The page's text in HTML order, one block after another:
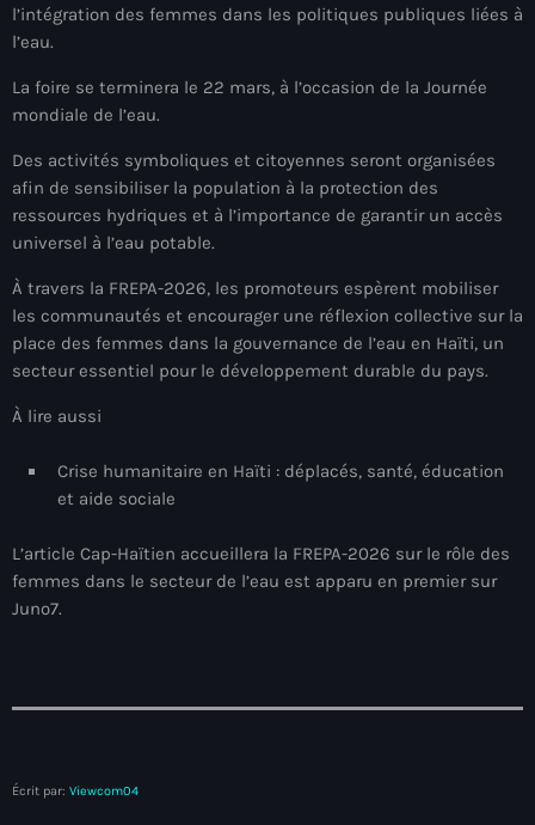
décembre 2024
novembre 2024
octobre 2024
septembre 2024
août 2024
juin 2024
mai 2024
Catégories
‘Pwogram Biden
#HPK
l’intégration des femmes dans les politiques publiques liées à
l’eau.
La foire se terminera le 22 mars, à l’occasion de la Journée
mondiale de l’eau.
Des activités symboliques et citoyennes seront organisées
afin de sensibiliser la population à la protection des
ressources hydriques et à l’importance de garantir un accès
universel à l’eau potable.
À travers la FREPA-2026, les promoteurs espèrent mobiliser
les communautés et encourager une réflexion collective sur la
place des femmes dans la gouvernance de l’eau en Haïti, un
secteur essentiel pour le développement durable du pays.
À lire aussi
Crise humanitaire en Haïti : déplacés, santé, éducation
et aide sociale
L’article Cap-Haïtien accueillera la FREPA-2026 sur le rôle des
femmes dans le secteur de l’eau est apparu en premier sur
Juno7.
Écrit par: Viewcom04